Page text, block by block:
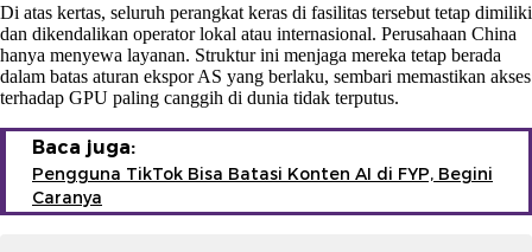
Di atas kertas, seluruh perangkat keras di fasilitas tersebut tetap dimiliki
dan dikendalikan operator lokal atau internasional. Perusahaan China
hanya menyewa layanan. Struktur ini menjaga mereka tetap berada
dalam batas aturan ekspor AS yang berlaku, sembari memastikan akses
terhadap GPU paling canggih di dunia tidak terputus.
Baca juga:
Pengguna TikTok Bisa Batasi Konten AI di FYP, Begini
Caranya